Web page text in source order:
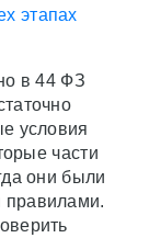
этапах
в 44 ФЗ
условия
части
они были
правилами.